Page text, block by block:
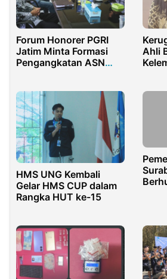
Forum Honorer PGRI
Jatim Minta Formasi
Pengangkatan ASN
Ahli
HMS UNG Kembali
Gelar HMS CUP dalam
Rangka HUT ke-15